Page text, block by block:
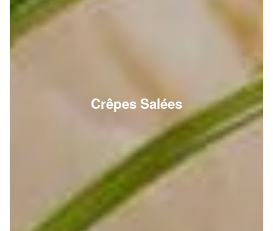
Crêpes Salées